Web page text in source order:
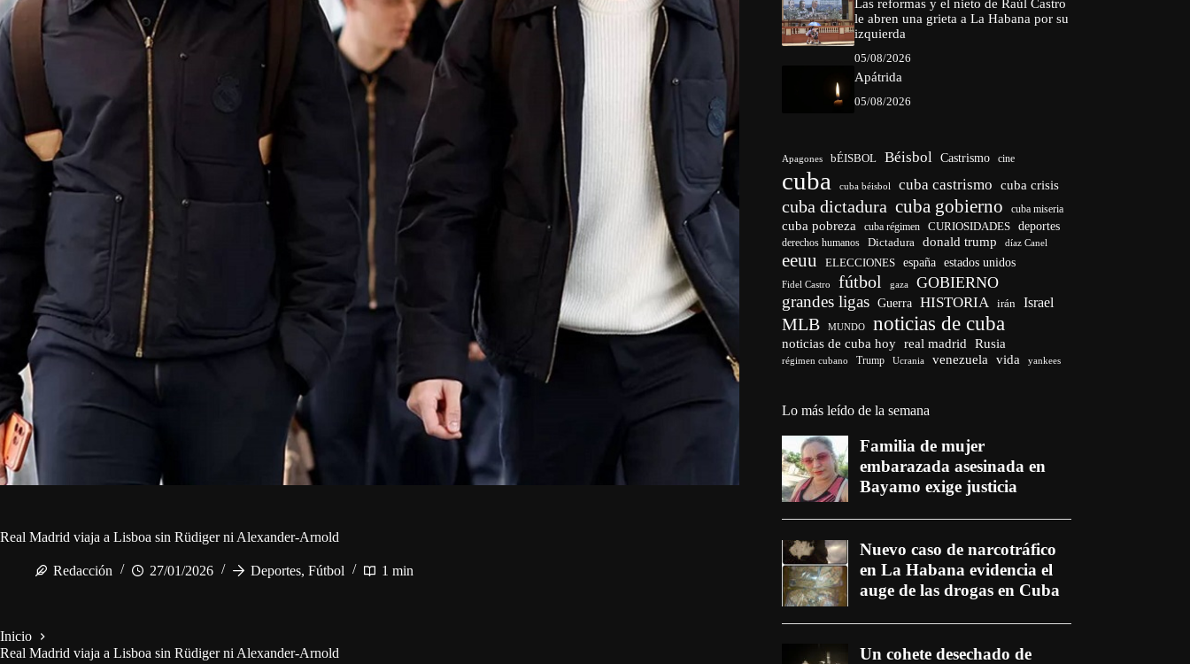
Real Madrid viaja a Lisboa sin Rüdiger ni Alexander-Arnold
Redacción 27/01/2026 Deportes, Fútbol 1 min
Inicio
Real Madrid viaja a Lisboa sin Rüdiger ni Alexander-Arnold
Las reformas y el nieto de Raúl Castro
le abren una grieta a La Habana por su
izquierda
05/08/2026
Apátrida
05/08/2026
Apagones bÉISBOL Béisbol Castrismo cine
cuba cuba béisbol cuba castrismo cuba crisis
cuba dictadura cuba gobierno cuba miseria
cuba pobreza cuba régimen CURIOSIDADES deportes
derechos humanos Dictadura donald trump díaz Canel
eeuu ELECCIONES españa estados unidos
Fidel Castro fútbol gaza GOBIERNO
grandes ligas Guerra HISTORIA irán Israel
MLB MUNDO noticias de cuba
noticias de cuba hoy real madrid Rusia
régimen cubano Trump Ucrania venezuela vida yankees
Lo más leído de la semana